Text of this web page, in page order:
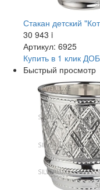
Стакан детский
30 943 i
Артикул: 6925
Купить в 1 клик
Быстрый просмотр